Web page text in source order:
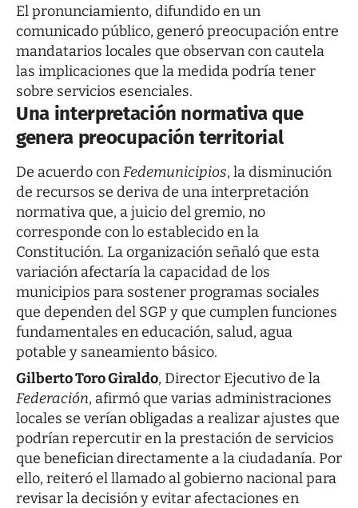
El pronunciamiento, difundido en un
comunicado público, generó preocupación entre
mandatarios locales que observan con cautela
las implicaciones que la medida podría tener
sobre servicios esenciales.
Una interpretación normativa que
genera preocupación territorial
De acuerdo conFedemunicipios, la disminución
de recursos se deriva de una interpretación
normativa que, a juicio del gremio, no
corresponde con lo establecido en la
Constitución. La organización señaló que esta
variación afectaría la capacidad de los
municipios para sostener programas sociales
que dependen del SGP y que cumplen funciones
fundamentales en educación, salud, agua
potable y saneamiento básico.
Gilberto Toro Giraldo, Director Ejecutivo de la
Federación, afirmó que varias administraciones
locales se verían obligadas a realizar ajustes que
podrían repercutir en la prestación de servicios
que benefician directamente a la ciudadanía. Por
ello, reiteró el llamado al gobierno nacional para
revisar la decisión y evitar afectaciones en